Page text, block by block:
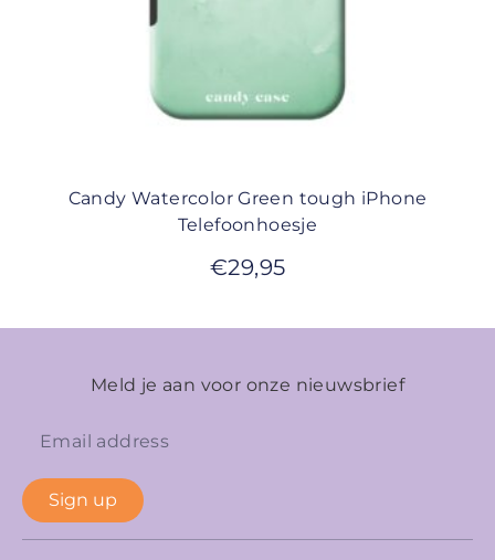
Candy Watercolor Green tough iPhone
Telefoonhoesje
€29,95
Meld je aan voor onze nieuwsbrief
Sign up